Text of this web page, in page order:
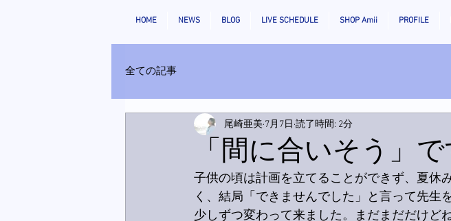
HOME NEWS BLOG LIVE SCHEDULE SHOP Amii PROFILE
全ての記事
「間に合いそう」で
尾崎亜美 7月7日 読了時間: 2分
子供の頃は計画を立てることができず、夏休
く、結局「できませんでした」と言って先生
少しずつ変わって来ました。まだまだだけど